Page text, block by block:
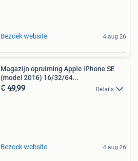
Bezoek website 4 aug 26
Magazijn opruiming Apple iPhone SE
(model 2016) 16/32/64...
€ 49,99 Details
Bezoek website 4 aug 26